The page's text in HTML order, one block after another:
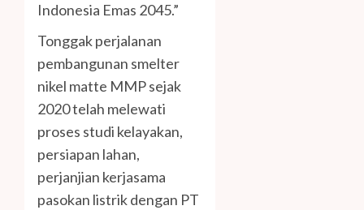
Indonesia Emas 2045.”
Tonggak perjalanan
pembangunan smelter
nikel matte MMP sejak
2020 telah melewati
proses studi kelayakan,
persiapan lahan,
perjanjian kerjasama
pasokan listrik dengan PT